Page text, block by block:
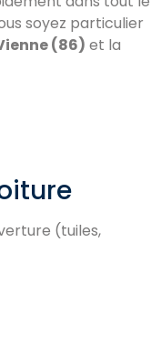
soyez particulier
(86) et la
(tuiles,